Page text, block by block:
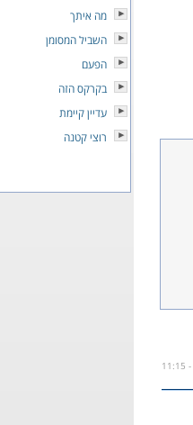
מה איתך
השביל המסומן
הפעם
בקרקס הזה
עדיין קיימת
רוצי קטנה